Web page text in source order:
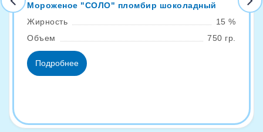
Мороженое "СОЛО" пломбир шоколадный
Жирность
15 %
Объем
750 гр.
Подробнее